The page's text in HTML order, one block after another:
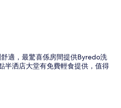
適，最驚喜係房間提供Byredo洗
半洒店大堂有免費輕食提供，值得